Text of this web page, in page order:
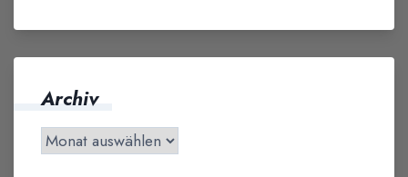
Archiv